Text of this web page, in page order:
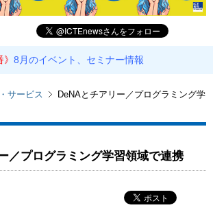
》8月のイベント、セミナー情報
サービス
DeNAとチアリー／プログラミング学
／プログラミング学習領域で連携